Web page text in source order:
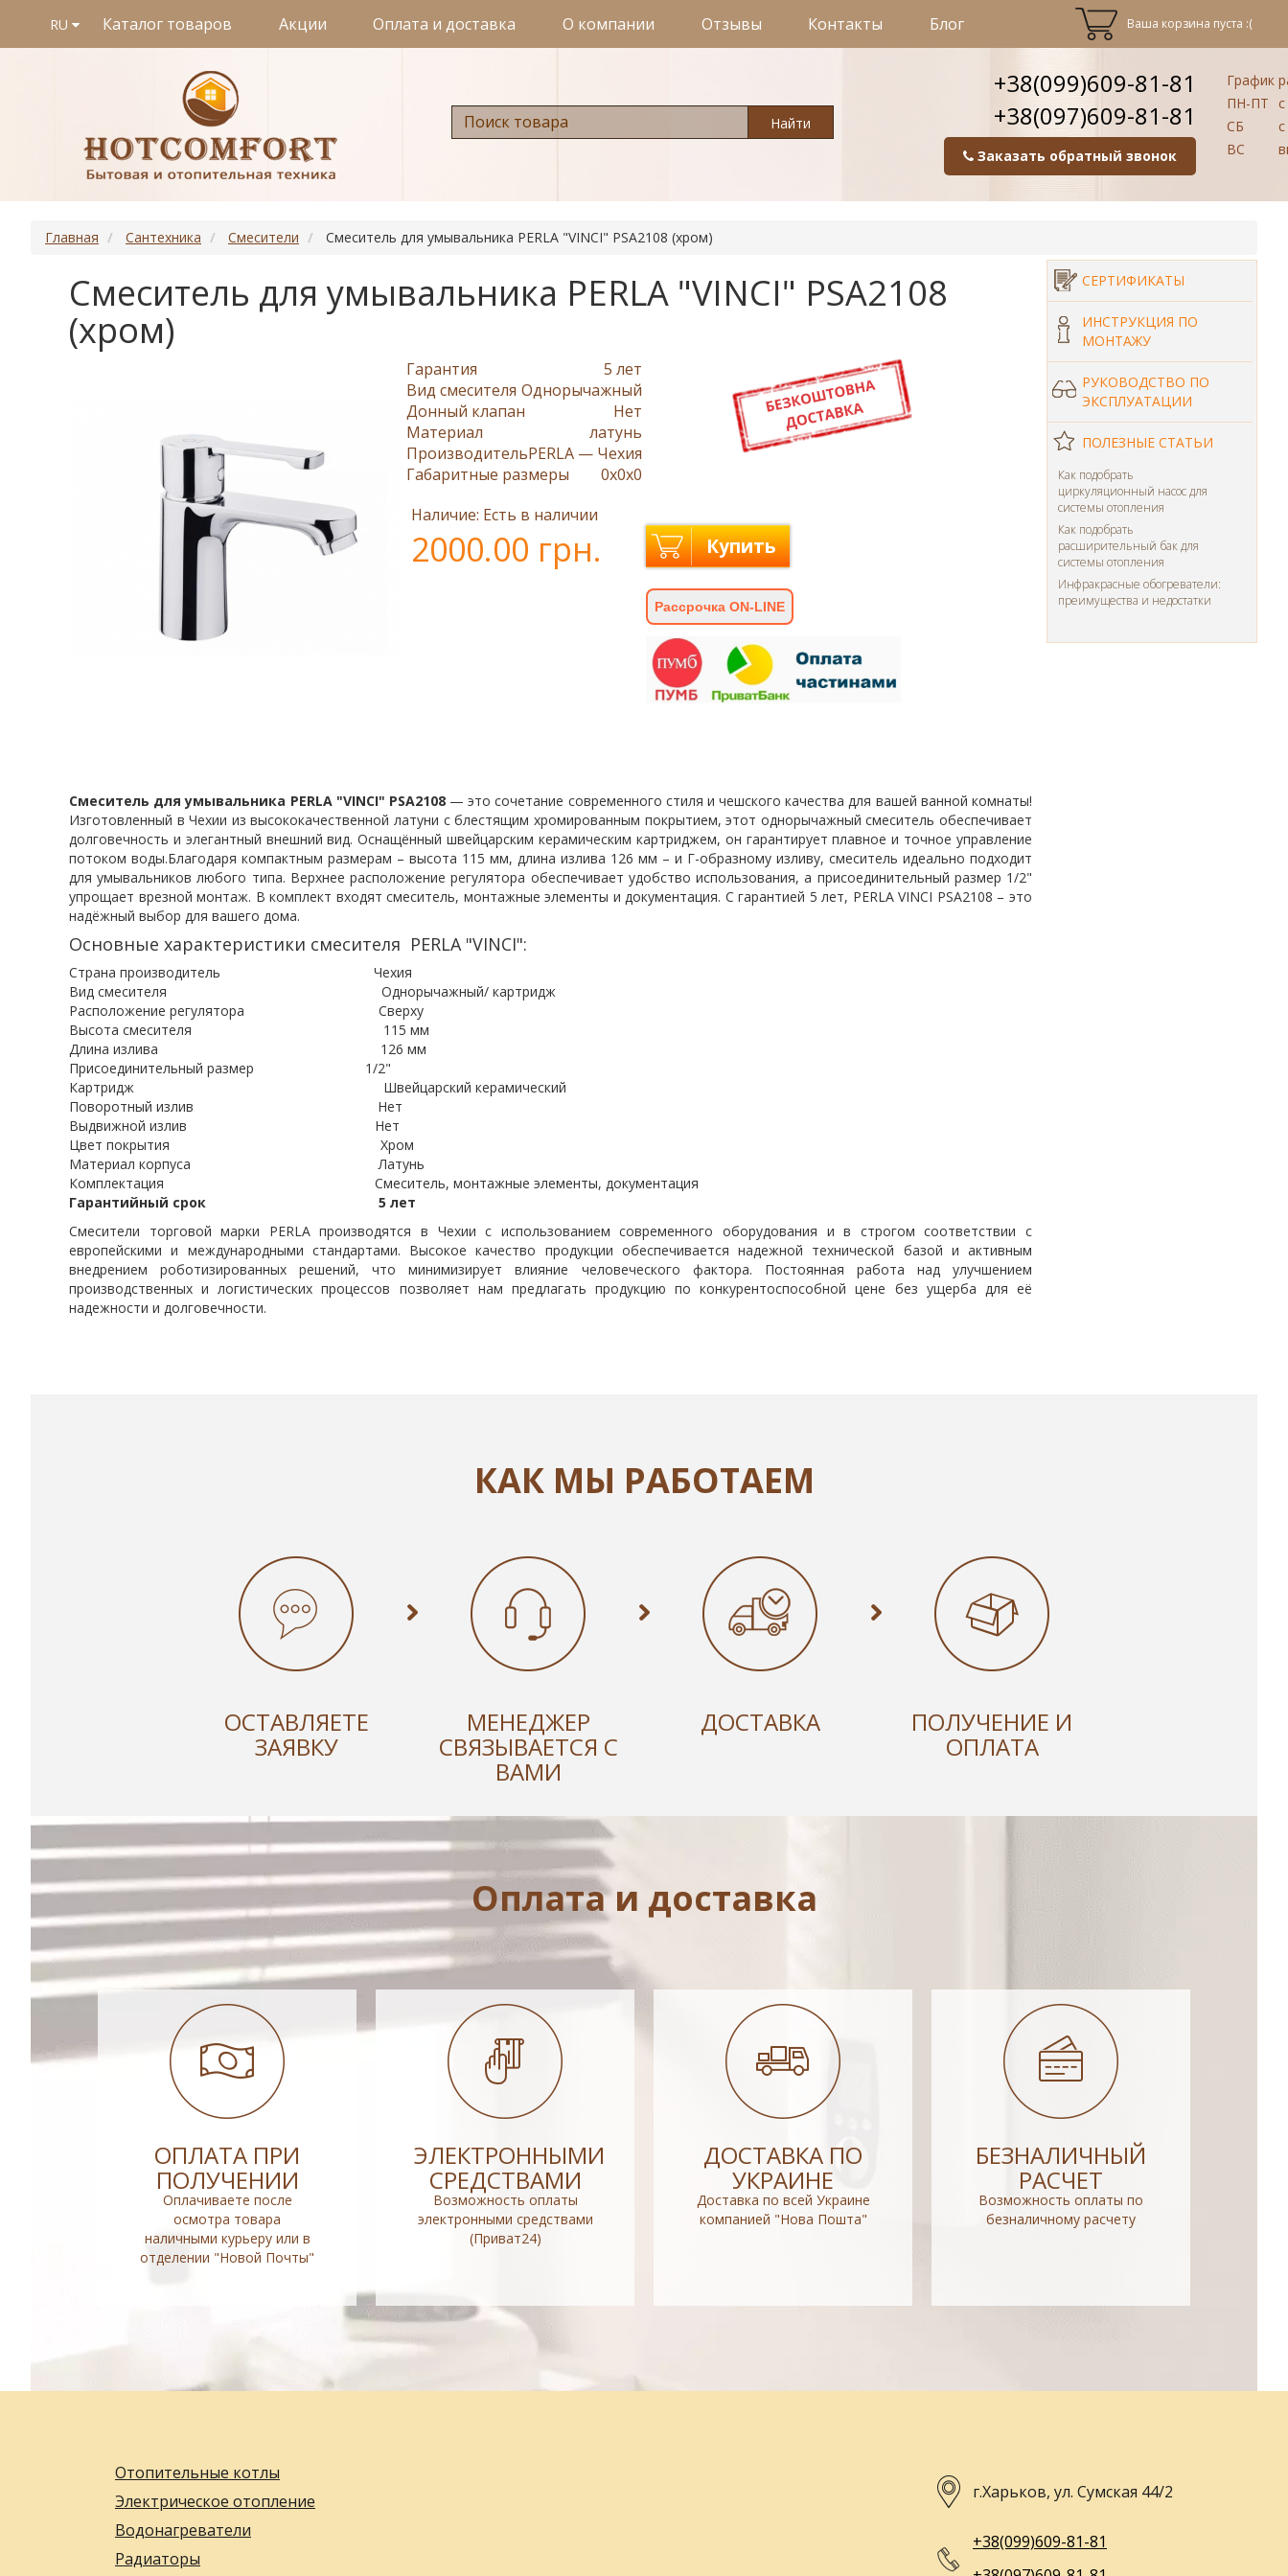
RU Каталог товаров Акции Оплата и доставка О компании Отзывы Контакты Блог Ваша корзина пуста :(
Найти
+38(099)609-81-81
+38(097)609-81-81
Заказать обратный звонок
График
ПН-ПТ
СБ
ВС
Главная Сантехника Смесители Смеситель для умывальника PERLA "VINCI" PSA2108 (хром)
Смеситель для умывальника PERLA "VINCI" PSA2108
(хром)
Гарантия
5 лет
Вид смесителя Однорычажный
Донный клапан
Нет
Материал
латунь
ПроизводительPERLA — Чехия
Габаритные размеры
0x0x0
Наличие: Есть в наличии
2000.00 грн. Купить
Рассрочка ON-LINE
СЕРТИФИКАТЫ
ИНСТРУКЦИЯ ПО
МОНТАЖУ
РУКОВОДСТВО ПО
ЭКСПЛУАТАЦИИ
ПОЛЕЗНЫЕ СТАТЬИ
Как подобрать
циркуляционный насос для
системы отопления
Как подобрать
расширительный бак для
системы отопления
Инфракрасные обогреватели:
преимущества и недостатки
Смеситель для умывальника PERLA "VINCI" PSA2108— это сочетание современного стиля и чешского качества для вашей ванной комнаты!
Изготовленный в Чехии из высококачественной латуни с блестящим хромированным покрытием, этот однорычажный смеситель обеспечивает
долговечность и элегантный внешний вид. Оснащённый швейцарским керамическим картриджем, он гарантирует плавное и точное управление
потоком воды.Благодаря компактным размерам – высота 115 мм, длина излива 126 мм – и Г-образному изливу, смеситель идеально подходит
для умывальников любого типа. Верхнее расположение регулятора обеспечивает удобство использования, а присоединительный размер 1/2"
упрощает врезной монтаж. В комплект входят смеситель, монтажные элементы и документация. С гарантией 5 лет, PERLA VINCI PSA2108 – это
надёжный выбор для вашего дома.
Основные характеристики смесителя PERLA "VINCI":
Страна производитель Чехия
Вид смесителя Однорычажный/ картридж
Расположение регулятора Сверху
Высота смесителя 115 мм
Длина излива 126 мм
Присоединительный размер 1/2"
Картридж Швейцарский керамический
Поворотный излив Нет
Выдвижной излив Нет
Цвет покрытия Хром
Материал корпуса Латунь
Комплектация Смеситель, монтажные элементы, документация
Гарантийный срок 5 лет
Смесители торговой марки PERLA производятся в Чехии с использованием современного оборудования и в строгом соответствии с
европейскими и международными стандартами. Высокое качество продукции обеспечивается надежной технической базой и активным
внедрением роботизированных решений, что минимизирует влияние человеческого фактора. Постоянная работа над улучшением
производственных и логистических процессов позволяет нам предлагать продукцию по конкурентоспособной цене без ущерба для её
надежности и долговечности.
КАК МЫ РАБОТАЕМ
ОСТАВЛЯЕТЕ
ЗАЯВКУ
МЕНЕДЖЕР
СВЯЗЫВАЕТСЯ С
ВАМИ
ДОСТАВКА ПОЛУЧЕНИЕ И
ОПЛАТА
Оплата и доставка
ОПЛАТА ПРИ
ПОЛУЧЕНИИ
Оплачиваете после
осмотра товара
наличными курьеру или в
отделении "Новой Почты"
ЭЛЕКТРОННЫМИ
СРЕДСТВАМИ
Возможность оплаты
электронными средствами
(Приват24)
ДОСТАВКА ПО
УКРАИНЕ
Доставка по всей Украине
компанией "Нова Пошта"
БЕЗНАЛИЧНЫЙ
РАСЧЕТ
Возможность оплаты по
безналичному расчету
Отопительные котлы
Электрическое отопление
Водонагреватели
Радиаторы
г.Харьков, ул. Сумская 44/2
+38(099)609-81-81